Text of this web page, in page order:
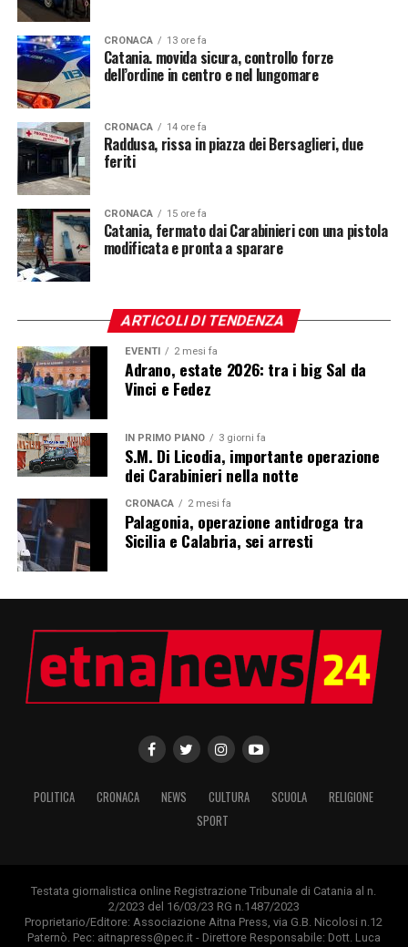
CRONACA 13 ore fa
Catania. movida sicura, controllo forze
dell’ordine in centro e nel lungomare
CRONACA 14 ore fa
Raddusa, rissa in piazza dei Bersaglieri, due
feriti
CRONACA 15 ore fa
Catania, fermato dai Carabinieri con una pistola
modificata e pronta a sparare
ARTICOLI DI TENDENZA
EVENTI 2 mesi fa
Adrano, estate 2026: tra i big Sal da
Vinci e Fedez
IN PRIMO PIANO 3 giorni fa
S.M. Di Licodia, importante operazione
dei Carabinieri nella notte
CRONACA 2 mesi fa
Palagonia, operazione antidroga tra
Sicilia e Calabria, sei arresti
POLITICA CRONACA NEWS CULTURA SCUOLA
RELIGIONE
SPORT
Testata giornalistica online Registrazione Tribunale di Catania al n.
2/2023 del 16/03/23 RG n.1487/2023
Proprietario/Editore: Associazione Aitna Press, via G.B. Nicolosi n.12
Paternò. Pec: aitnapress@pec.it - Direttore Responsabile: Dott. Luca